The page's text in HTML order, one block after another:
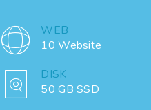
WEB
10 Website
DISK
50 GB SSD